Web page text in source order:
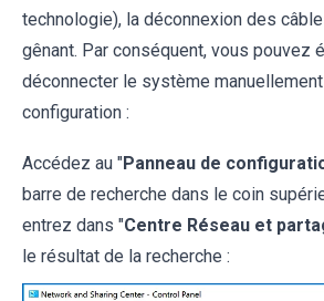
technologie), la déconnexion des
gênant. Par conséquent, vous pouvez
déconnecter le système
configuration :
Accédez au "Panneau de
barre de recherche dans le coin
entrez dans "Centre Réseau et
le résultat de la recherche :